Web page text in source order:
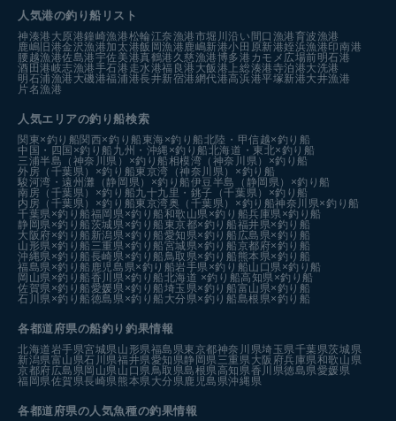
人気港の釣り船リスト
神湊港 大原港鐘崎漁港松輪江奈漁港市堀川沿い 間口漁港育波漁港
鹿嶋旧港金沢漁港加太港飯岡漁港 鹿嶋新港小田原新港姪浜漁港印南港
腰越漁港佐島港宇佐美港真鶴港 久慈漁港博多港カモメ広場前明石港
酒田港岐志漁港手石港 走水港福良港 大飯港 上総湊港寺泊港大洗港
明石浦漁港 大磯港福浦港長井新宿港網代港高浜港平塚新港大井漁港
片名漁港
人気エリアの釣り船検索
関東×釣り船関西×釣り船 東海×釣り船北陸・甲信越×釣り船
中国・四国×釣り船 九州・沖縄×釣り船北海道・東北×釣り船
三浦半島（神奈川県）×釣り船相模湾（神奈川県）×釣り船
外房（千葉県）×釣り船東京湾（神奈川県）×釣り船
駿河湾・遠州灘（静岡県）×釣り船伊豆半島（静岡県）×釣り船
南房（千葉県）×釣り船九十九里・銚子（千葉県）×釣り船
内房（千葉県）×釣り船東京湾奥（千葉県）×釣り船神奈川県×釣り船
千葉県×釣り船福岡県×釣り船和歌山県×釣り船兵庫県×釣り船
静岡県×釣り船茨城県×釣り船 東京都×釣り船福井県×釣り船
大阪府×釣り船 新潟県×釣り船愛知県×釣り船 広島県×釣り船
山形県×釣り船 三重県×釣り船宮城県×釣り船京都府×釣り船
沖縄県×釣り船長崎県×釣り船 鳥取県×釣り船 熊本県×釣り船
福島県×釣り船 鹿児島県×釣り船岩手県×釣り船山口県×釣り船
岡山県×釣り船香川県×釣り船北海道 ×釣り船高知県×釣り船
佐賀県×釣り船愛媛県×釣り船埼玉県×釣り船富山県×釣り船
石川県×釣り船徳島県×釣り船 大分県×釣り船島根県×釣り船
各都道府県の船釣り釣果情報
北海道 岩手県宮城県 山形県福島県東京都神奈川県埼玉県千葉県茨城県
新潟県富山県石川県福井県愛知県静岡県 三重県 大阪府兵庫県和歌山県
京都府広島県岡山県 山口県 鳥取県島根県高知県香川県徳島県愛媛県
福岡県佐賀県長崎県 熊本県 大分県 鹿児島県沖縄県
各都道府県の人気魚種の釣果情報